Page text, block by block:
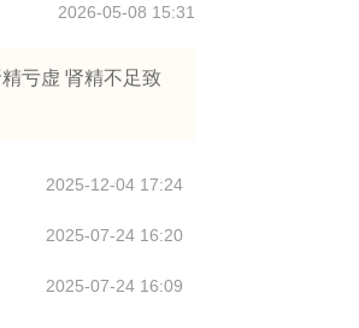
2026-05-08 15:31
亏虚 肾精不足致
2025-12-04 17:24
2025-07-24 16:20
2025-07-24 16:09